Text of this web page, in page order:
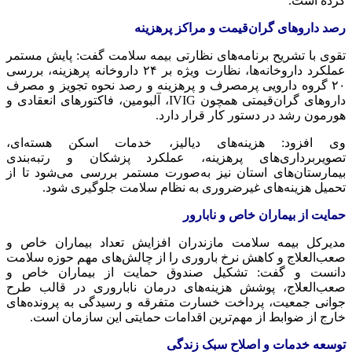
رصد داروهای گران‌قیمت و مراکز پرهزینه
تقوی با تشریح برنامه‌های نظارتی بیمه سلامت گفت: پایش مستمر
عملکرد داروخانه‌ها، نظارت ویژه بر ۲۴ داروخانه پرهزینه، بررسی
۲۰ گروه دارویی پرمصرف و پرهزینه و رصد نحوه تجویز و مصرف
داروهای گران‌قیمتی همچون IVIG، آلبومین، فاکتورهای انعقادی و
هورمون رشد در دستور کار قرار دارد.
وی افزود: هزینه‌های دیالیز، خدمات اسکن هسته‌ای،
تصویربرداری‌های پرهزینه، عملکرد پزشکان و رتبه‌بندی
بیمارستان‌های استان نیز به‌صورت مستمر بررسی می‌شود تا از
تحمیل هزینه‌های غیرضروری به نظام سلامت جلوگیری شود.
حمایت از بیماران خاص و نابارور
مدیرکل بیمه سلامت مازندران افزایش تعداد بیماران خاص و
صعب‌العلاج و کاهش نرخ باروری را از چالش‌های مهم حوزه سلامت
دانست و گفت: تشکیل صندوق حمایت از بیماران خاص و
صعب‌العلاج، پوشش هزینه‌های درمان ناباروری در قالب طرح
جوانی جمعیت، پرداخت خسارت متفرقه و رسیدگی به پرونده‌های
خارج از ضوابط از مهم‌ترین اقدامات حمایتی این سازمان است.
توسعه خدمات و اصلاح سبک زندگی